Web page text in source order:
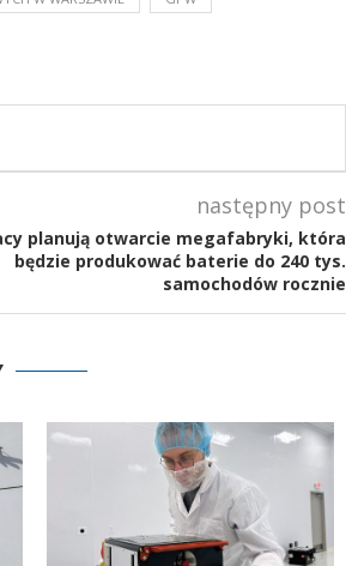
następny post
planują otwarcie megafabryki, która
będzie produkować baterie do 240 tys.
samochodów rocznie